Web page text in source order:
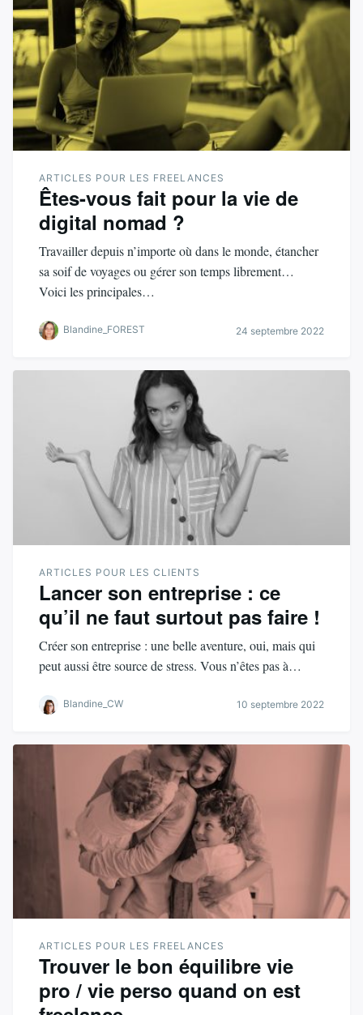
ARTICLES POUR LES FREELANCES
Êtes-vous fait pour la vie de
digital nomad ?
Travailler depuis n’importe où dans le monde, étancher
sa soif de voyages ou gérer son temps librement…
Voici les principales…
Blandine_FOREST 24 septembre 2022
ARTICLES POUR LES CLIENTS
Lancer son entreprise : ce
qu’il ne faut surtout pas faire !
Créer son entreprise : une belle aventure, oui, mais qui
peut aussi être source de stress. Vous n’êtes pas à…
Blandine_CW 10 septembre 2022
ARTICLES POUR LES FREELANCES
Trouver le bon équilibre vie
pro / vie perso quand on est